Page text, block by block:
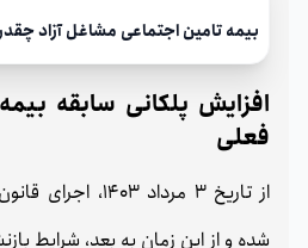
بیمه تامین اجتماعی مشاغل آزاد
افزایش پلکانی سابقه
فعلی
از تاریخ 3 مرداد
شده و از این زمان به بعد، شرایط